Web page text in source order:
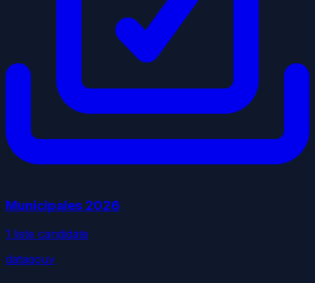
Municipales 2026
1 liste candidate
datagouv